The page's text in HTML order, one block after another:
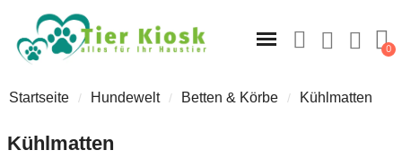
Startseite Hundewelt Betten & Körbe Kühlmatten
Kühlmatten